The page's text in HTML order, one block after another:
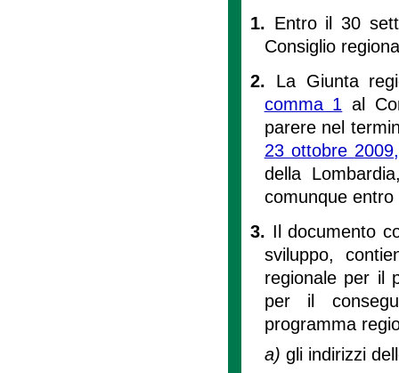
1. Entro il 30
Consiglio
2. La Giunta
comma 1 al
parere nel
23 ottobre
della
comunque
3. Il documento
sviluppo,
regionale per il
per il
programma
a) gli indirizzi